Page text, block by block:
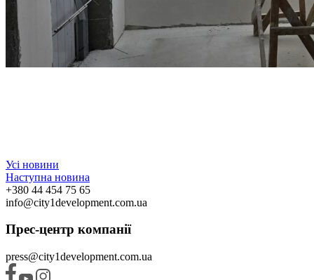
Усі новини
Наступна новина
+380 44 454 75 65
info@city1development.com.ua
Прес-центр компанії
press@city1development.com.ua